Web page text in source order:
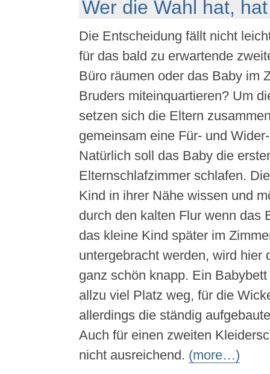
Wer die Wahl hat,
Die Entscheidung fällt nicht
für das bald zu erwartende
Büro räumen oder das Baby im
Bruders miteinquartieren? Um
setzen sich die Eltern
gemeinsam eine Für- und
Natürlich soll das Baby die
Elternschlafzimmer schlafen.
Kind in ihrer Nähe wissen und
durch den kalten Flur wenn das
das kleine Kind später im
untergebracht werden, wird hier
ganz schön knapp. Ein
allzu viel Platz weg, für die
allerdings die ständig
Auch für einen zweiten
nicht ausreichend. (more…)